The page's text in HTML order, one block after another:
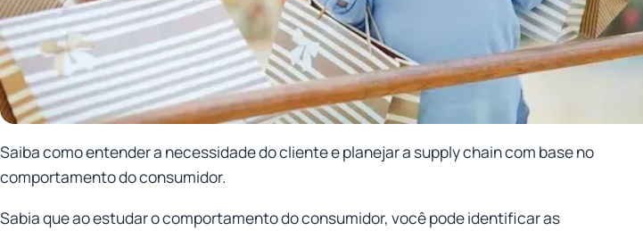
Saiba como entender a necessidade do cliente e planejar a supply chain com base no
comportamento do consumidor.
Sabia que ao estudar o comportamento do consumidor, você pode identificar as